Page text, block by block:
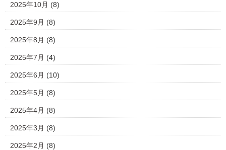
2025年10月 (8)
2025年9月 (8)
2025年8月 (8)
2025年7月 (4)
2025年6月 (10)
2025年5月 (8)
2025年4月 (8)
2025年3月 (8)
2025年2月 (8)